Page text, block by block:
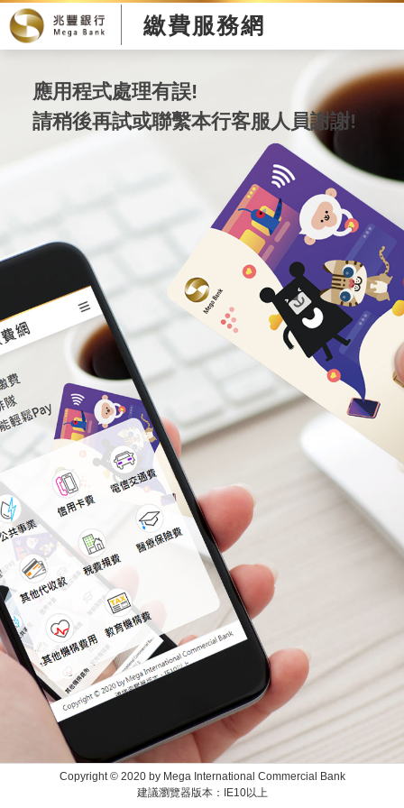
繳費服務網
應用程式處理有誤!
請稍後再試或聯繫本行客服人員謝謝!
Copyright © 2020 by Mega International Commercial Bank
建議瀏覽器版本：IE10以上